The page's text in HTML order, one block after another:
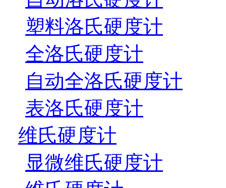
塑料洛氏硬度计
全洛氏硬度计
自动全洛氏硬度计
表洛氏硬度计
维氏硬度计
显微维氏硬度计